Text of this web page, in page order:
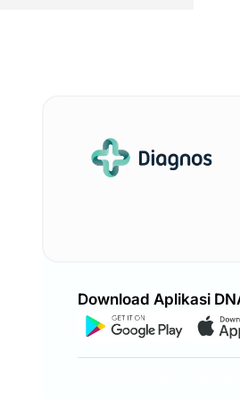
Download Aplikasi